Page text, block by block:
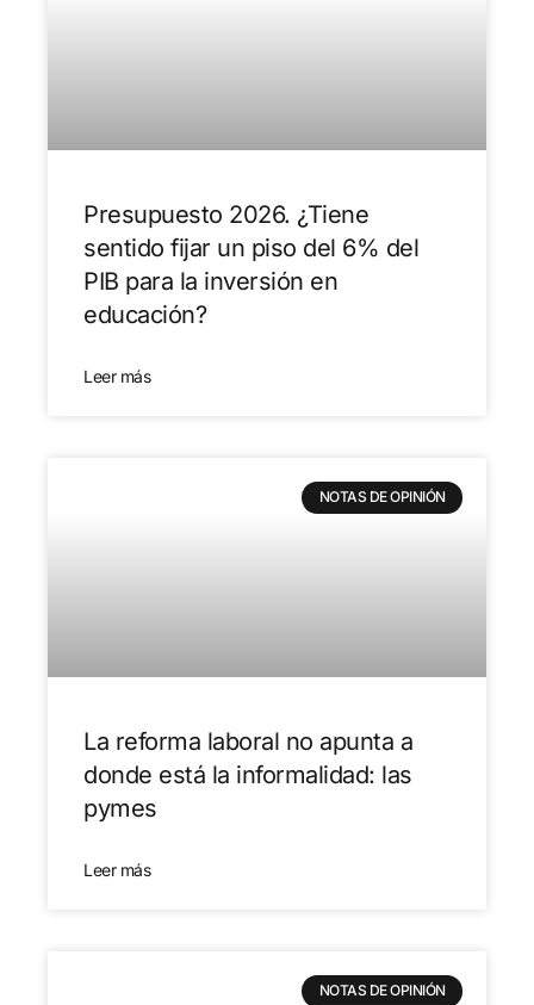
Presupuesto 2026. ¿Tiene
sentido fijar un piso del 6% del
PIB para la inversión en
educación?
Leer más
NOTAS DE OPINIÓN
La reforma laboral no apunta a
donde está la informalidad: las
pymes
Leer más
NOTAS DE OPINIÓN